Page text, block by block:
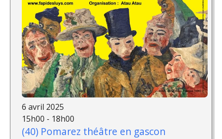
6 avril 2025
15h00 - 18h00
(40) Pomarez théâtre en gascon